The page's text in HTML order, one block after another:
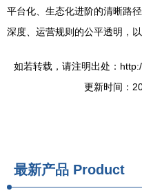
平台化、生态化进阶的清晰路
深度、运营规则的公平透明，
如若转载，请注明出处：
更新时间：
最新产品 Product